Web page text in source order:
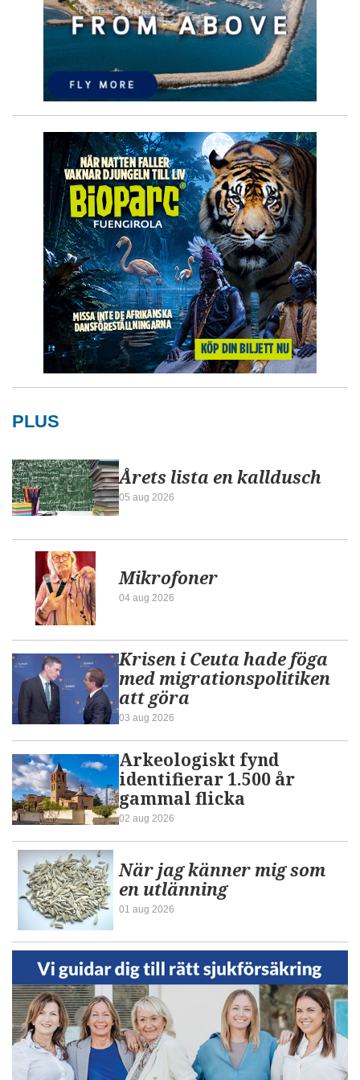
PLUS
Årets lista en kalldusch
05 aug 2026
Mikrofoner
04 aug 2026
Krisen i Ceuta hade föga
med migrationspolitiken
att göra
03 aug 2026
Arkeologiskt fynd
identifierar 1.500 år
gammal flicka
02 aug 2026
När jag känner mig som
en utlänning
01 aug 2026